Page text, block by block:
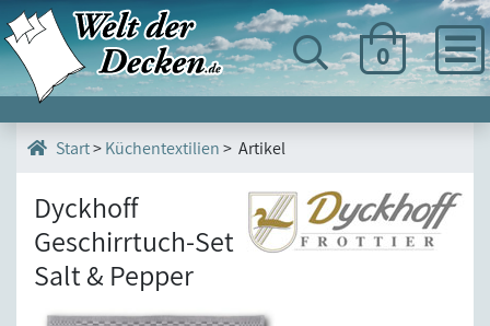
0
Start>Küchentextilien> Artikel
Dyckhoff
Geschirrtuch-Set
Salt & Pepper